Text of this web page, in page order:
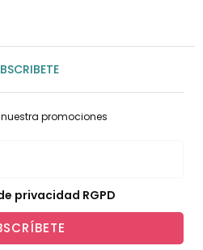
promociones
privacidad RGPD